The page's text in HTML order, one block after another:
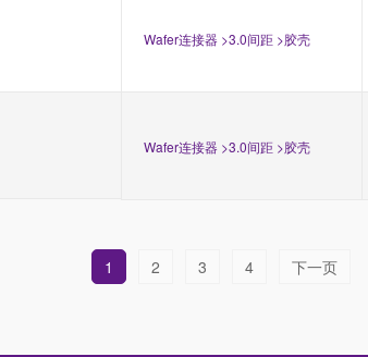
Wafer连接器 >3.0间距 >胶壳
Wafer连接器 >3.0间距 >胶壳
1 2 3 4 下一页